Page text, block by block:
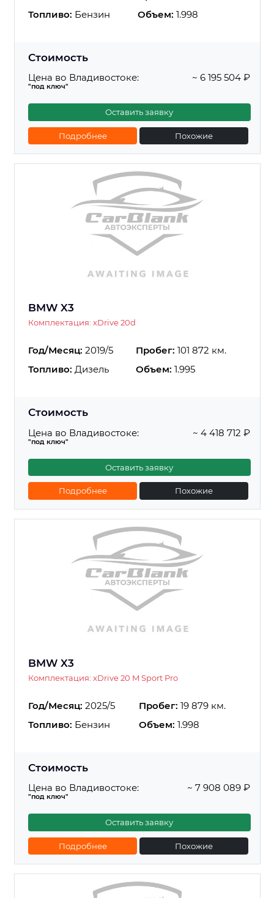
Топливо: Бензин Объем: 1.998
Стоимость
Цена во Владивостоке:
"под ключ"
~ 6 195 504 ₽
Оставить заявку
Подробнее Похожие
BMW X3
Комплектация: xDrive 20d
Год/Месяц: 2019/5 Пробег: 101 872 км.
Топливо: Дизель Объем: 1.995
Стоимость
Цена во Владивостоке:
"под ключ"
~ 4 418 712 ₽
Оставить заявку
Подробнее Похожие
BMW X3
Комплектация: xDrive 20 M Sport Pro
Год/Месяц: 2025/5 Пробег: 19 879 км.
Топливо: Бензин Объем: 1.998
Стоимость
Цена во Владивостоке:
"под ключ"
~ 7 908 089 ₽
Оставить заявку
Подробнее Похожие